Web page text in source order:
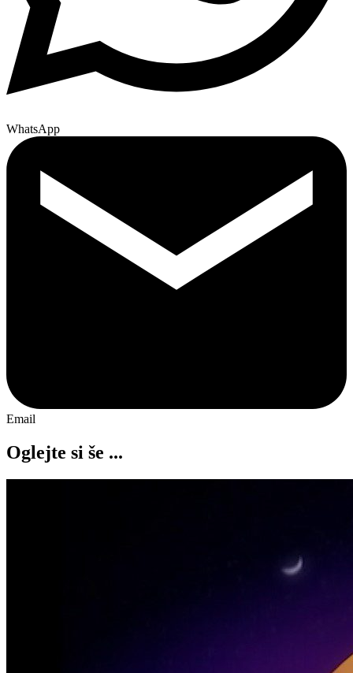
WhatsApp
Email
Oglejte si še ...